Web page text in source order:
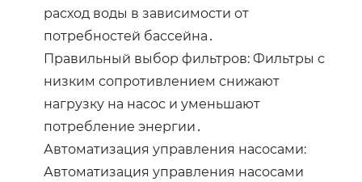
расход воды в зависимости от
потребностей бассейна․
Правильный выбор фильтров: Фильтры с
низким сопротивлением снижают
нагрузку на насос и уменьшают
потребление энергии․
Автоматизация управления насосами:
Автоматизация управления насосами